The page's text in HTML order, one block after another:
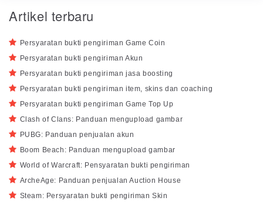
Artikel terbaru
Persyaratan bukti pengiriman Game Coin
Persyaratan bukti pengiriman Akun
Persyaratan bukti pengiriman jasa boosting
Persyaratan bukti pengiriman item, skins dan coaching
Persyaratan bukti pengiriman Game Top Up
Clash of Clans: Panduan mengupload gambar
PUBG: Panduan penjualan akun
Boom Beach: Panduan mengupload gambar
World of Warcraft: Pensyaratan bukti pengiriman
ArcheAge: Panduan penjualan Auction House
Steam: Persyaratan bukti pengiriman Skin